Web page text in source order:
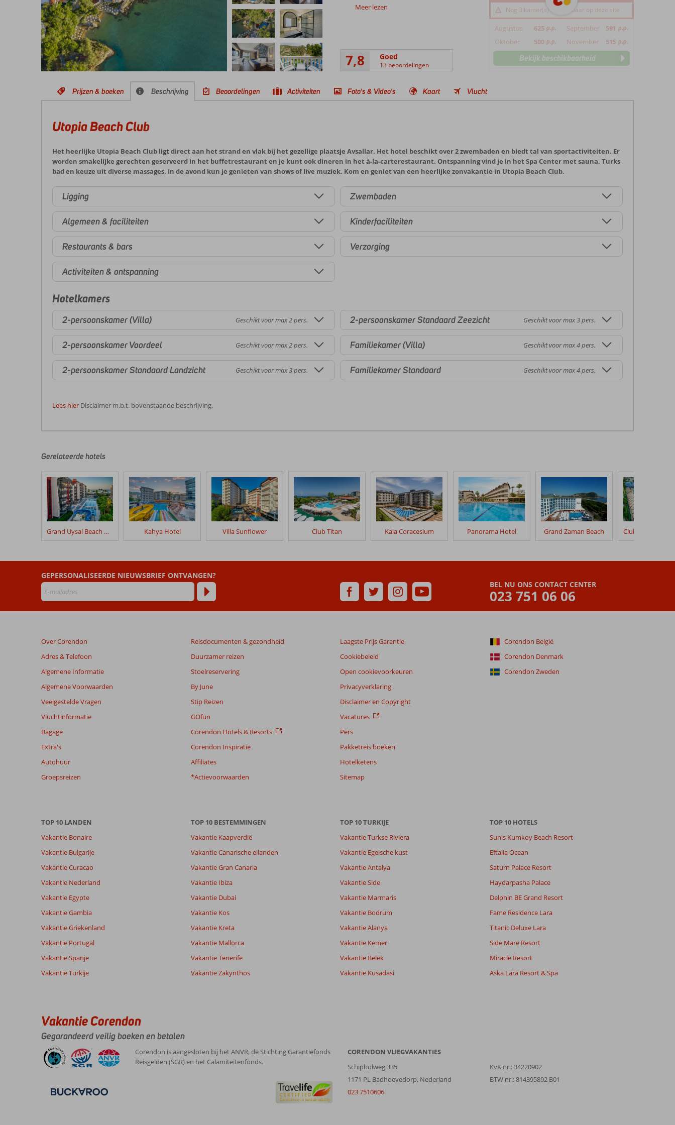
Meer lezen
7,8 Goed
13 beoordelingen
Nog 3 kamer(s) beschikbaar op deze site
Augustus 625 p.p. September 591 p.p.
Oktober 500 p.p. November 515 p.p.
Bekijk beschikbaarheid
Prijzen & boeken Beschrijving Beoordelingen Activiteiten Foto's & Video's Kaart Vlucht
Utopia Beach Club
Het heerlijke Utopia Beach Club ligt direct aan het strand en vlak bij het gezellige plaatsje Avsallar. Het hotel beschikt over 2 zwembaden en biedt tal van sportactiviteiten. Er
worden smakelijke gerechten geserveerd in het buffetrestaurant en je kunt ook dineren in het à-la-carterestaurant. Ontspanning vind je in het Spa Center met sauna, Turks
bad en keuze uit diverse massages. In de avond kun je genieten van shows of live muziek. Kom en geniet van een heerlijke zonvakantie in Utopia Beach Club.
Ligging
Algemeen & faciliteiten
Restaurants & bars
Activiteiten & ontspanning
Zwembaden
Kinderfaciliteiten
Verzorging
Hotelkamers
2-persoonskamer (Villa) Geschikt voor max 2 pers.
2-persoonskamer Voordeel Geschikt voor max 2 pers.
2-persoonskamer Standaard Landzicht Geschikt voor max 3 pers.
2-persoonskamer Standaard Zeezicht Geschikt voor max 3 pers.
Familiekamer (Villa) Geschikt voor max 4 pers.
Familiekamer Standaard Geschikt voor max 4 pers.
Lees hier Disclaimer m.b.t. bovenstaande beschrijving.
door
klanten
geschreven
na
hun
verblijf
Utopia
Beoordelingen
die
ouder
zijn
maanden
worden
niet
meer
weergegeven
om
de
relevantie
van
Meer
beoordelingen.
Totale score
Gebaseerd op:
beoordelingen
7,8
Goed
Kamers
6,7
Kindvriendelijk
Ervaringen
van onze
klanten
Taal
Filter reisgezelschap
Sorteren op
9,0
Nederland
Gezin met oud(ere) kind(eren)
,
24 mei 2025
omgeving,
met
een
taxi
naar
Avsallar
groot
Prijs/kwaliteit 7
Eten
Kamers
7
Kindvriendelijk
8
Wifi kwaliteit
Gerelateerde hotels
Grand Uysal Beach & Spa Kahya Hotel Villa Sunflower Club Titan Kaia Coracesium Panorama Hotel Grand Zaman Beach
BEL NU ONS CONTACT CENTER
023 751 06 06
GEPERSONALISEERDE NIEUWSBRIEF ONTVANGEN?
Over Corendon
Adres & Telefoon
Algemene Informatie
Algemene Voorwaarden
Veelgestelde Vragen
Vluchtinformatie
Bagage
Extra's
Autohuur
Groepsreizen
Reisdocumenten & gezondheid
Duurzamer reizen
Stoelreservering
By June
Stip Reizen
GOfun
Corendon Hotels & Resorts
Corendon Inspiratie
Affiliates
*Actievoorwaarden
Laagste Prijs Garantie
Cookiebeleid
Open cookievoorkeuren
Privacyverklaring
Disclaimer en Copyright
Vacatures
Pers
Pakketreis boeken
Hotelketens
Sitemap
Corendon België
Corendon Denmark
Corendon Zweden
TOP 10 LANDEN
Vakantie Bonaire
Vakantie Bulgarije
Vakantie Curacao
Vakantie Nederland
Vakantie Egypte
Vakantie Gambia
Vakantie Griekenland
Vakantie Portugal
Vakantie Spanje
Vakantie Turkije
TOP 10 BESTEMMINGEN
Vakantie Kaapverdië
Vakantie Canarische eilanden
Vakantie Gran Canaria
Vakantie Ibiza
Vakantie Dubai
Vakantie Kos
Vakantie Kreta
Vakantie Mallorca
Vakantie Tenerife
Vakantie Zakynthos
TOP 10 TURKIJE
Vakantie Turkse Riviera
Vakantie Egeische kust
Vakantie Antalya
Vakantie Side
Vakantie Marmaris
Vakantie Bodrum
Vakantie Alanya
Vakantie Kemer
Vakantie Belek
Vakantie Kusadasi
TOP 10 HOTELS
Sunis Kumkoy Beach Resort
Eftalia Ocean
Saturn Palace Resort
Haydarpasha Palace
Delphin BE Grand Resort
Fame Residence Lara
Titanic Deluxe Lara
Side Mare Resort
Miracle Resort
Aska Lara Resort & Spa
Vakantie Corendon
Gegarandeerd veilig boeken en betalen
Corendon is aangesloten bij het ANVR, de Stichting Garantiefonds
Reisgelden (SGR) en het Calamiteitenfonds.
CORENDON VLIEGVAKANTIES
Schipholweg 335
1171 PL Badhoevedorp, Nederland
023 7510606
KvK nr.: 34220902
BTW nr.: 814395892 B01